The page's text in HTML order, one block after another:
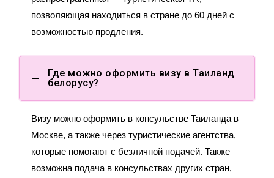
позволяющая находиться в стране до 60 дней с
возможностью продления.
Где можно оформить визу в Таиланд
белорусу?
Визу можно оформить в консульстве Таиланда в
Москве, а также через туристические агентства,
которые помогают с безличной подачей. Также
возможна подача в консульствах других стран,